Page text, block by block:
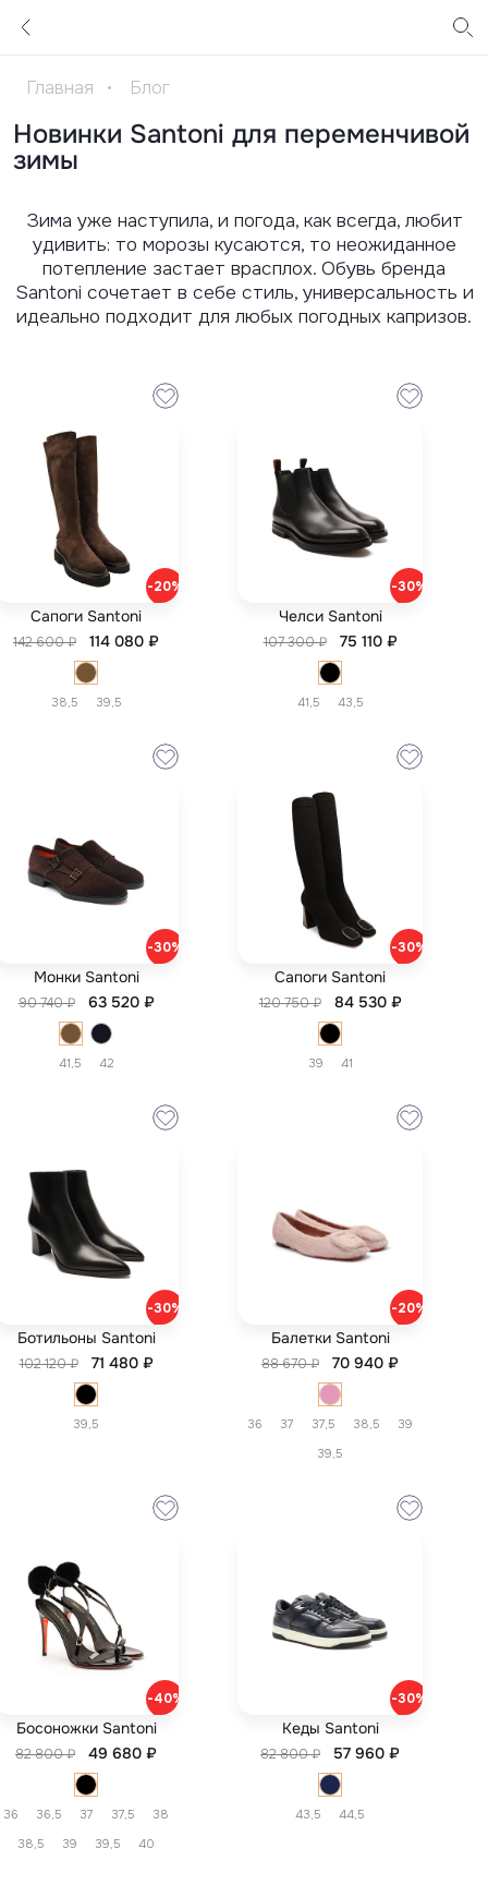
Главная • Блог
Новинки Santoni для переменчивой
зимы
Зима уже наступила, и погода, как всегда, любит
удивить: то морозы кусаются, то неожиданное
потепление застает врасплох. Обувь бренда
Santoni сочетает в себе стиль, универсальность и
идеально подходит для любых погодных капризов.
-20%
38,5 39,5
Сапоги Santoni
142 600 ₽ 114 080 ₽
-30%
41,5 43,5
Челси Santoni
107 300 ₽ 75 110 ₽
-30%
41,5 42
Монки Santoni
90 740 ₽ 63 520 ₽
-30%
39 41
Сапоги Santoni
120 750 ₽ 84 530 ₽
-30%
39,5
Ботильоны Santoni
102 120 ₽ 71 480 ₽
-20%
36 37 37,5 38,5
39
39,5
Балетки Santoni
88 670 ₽ 70 940 ₽
-40%
36 36,5 37 37,5
38
38,5
39 39,5 40
Босоножки Santoni
82 800 ₽ 49 680 ₽
-30%
43,5 44,5
Кеды Santoni
82 800 ₽ 57 960 ₽